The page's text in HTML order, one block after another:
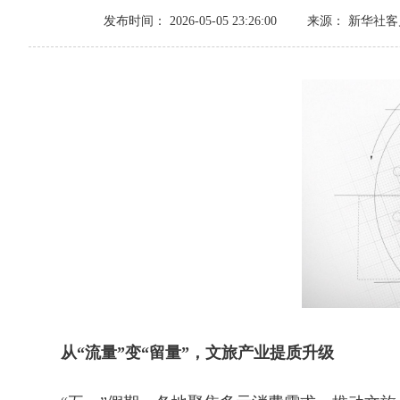
发布时间： 2026-05-05 23:26:00 来源： 新华社
从“流量”变“留量”，文旅产业提质升级